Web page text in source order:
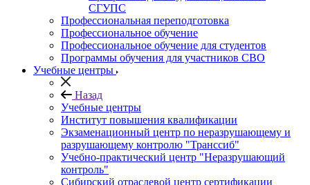
СГУПС
Профессиональная переподготовка
Профессиональное обучение
Профессиональное обучение для студентов
Программы обучения для участников СВО
Учебные центры
Назад
Учебные центры
Институт повышения квалификации
Экзаменационный центр по неразрушающему и
разрушающему контролю "Транссиб"
Учебно-практический центр "Неразрушающий
контроль"
Сибирский отраслевой центр сертификации